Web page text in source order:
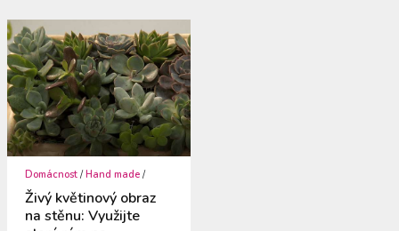
Domácnost /Hand made /
Živý květinový obraz
na stěnu: Využijte